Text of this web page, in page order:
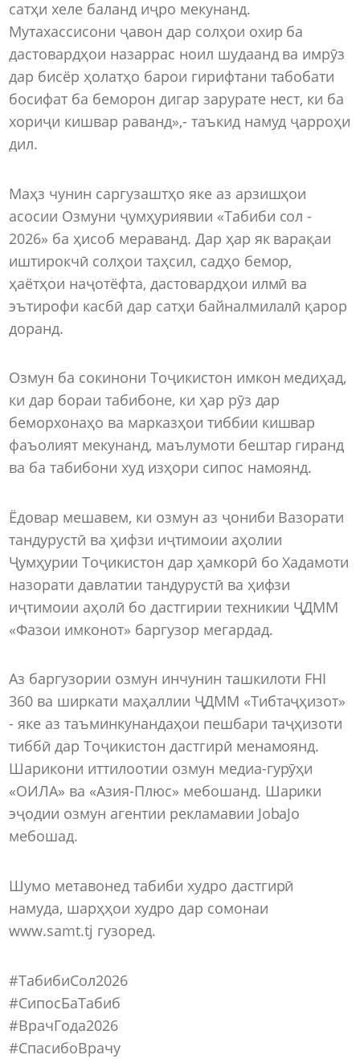
сатҳи хеле баланд иҷро мекунанд.
Мутахассисони ҷавон дар солҳои охир ба
дастовардҳои назаррас ноил шудаанд ва имрӯз
дар бисёр ҳолатҳо барои гирифтани табобати
босифат ба беморон дигар зарурате нест, ки ба
хориҷи кишвар раванд»,- таъкид намуд ҷарроҳи
дил.
Маҳз чунин саргузаштҳо яке аз арзишҳои
асосии Озмуни ҷумҳуриявии «Табиби сол -
2026» ба ҳисоб мераванд. Дар ҳар як варақаи
иштирокчӣ солҳои таҳсил, садҳо бемор,
ҳаётҳои наҷотёфта, дастовардҳои илмӣ ва
эътирофи касбӣ дар сатҳи байналмилалӣ қарор
доранд.
Озмун ба сокинони Тоҷикистон имкон медиҳад,
ки дар бораи табибоне, ки ҳар рӯз дар
беморхонаҳо ва марказҳои тиббии кишвар
фаъолият мекунанд, маълумоти бештар гиранд
ва ба табибони худ изҳори сипос намоянд.
Ёдовар мешавем, ки озмун аз ҷониби Вазорати
тандурустӣ ва ҳифзи иҷтимоии аҳолии
Ҷумҳурии Тоҷикистон дар ҳамкорӣ бо Хадамоти
назорати давлатии тандурустӣ ва ҳифзи
иҷтимоии аҳолӣ бо дастгирии техникии ҶДММ
«Фазои имконот» баргузор мегардад.
Аз баргузории озмун инчунин ташкилоти FHI
360 ва ширкати маҳаллии ҶДММ «Тибтаҷҳизот»
- яке аз таъминкунандаҳои пешбари таҷҳизоти
тиббӣ дар Тоҷикистон дастгирӣ менамоянд.
Шарикони иттилоотии озмун медиа-гурӯҳи
«ОИЛА» ва «Азия-Плюс» мебошанд. Шарики
эҷодии озмун агентии рекламавии JobaJo
мебошад.
Шумо метавонед табиби худро дастгирӣ
намуда, шарҳҳои худро дар сомонаи
www.samt.tj гузоред.
#ТабибиСол2026
#СипосБаТабиб
#ВрачГода2026
#СпасибоВрачу